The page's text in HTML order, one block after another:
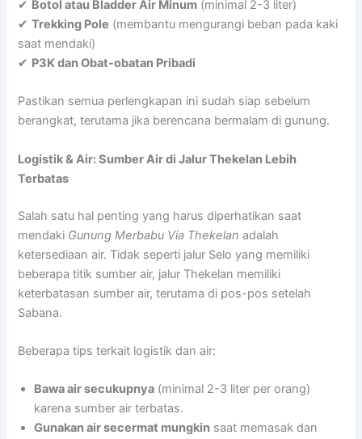
✔ Botol atau Bladder Air Minum (minimal 2-3 liter)
✔Trekking Pole (membantu mengurangi beban pada kaki
saat mendaki)
✔ P3K dan Obat-obatan Pribadi
Pastikan semua perlengkapan ini sudah siap sebelum
berangkat, terutama jika berencana bermalam di gunung.
Logistik & Air: Sumber Air di Jalur Thekelan Lebih
Terbatas
Salah satu hal penting yang harus diperhatikan saat
mendaki Gunung Merbabu Via Thekelan adalah
ketersediaan air. Tidak seperti jalur Selo yang memiliki
beberapa titik sumber air, jalur Thekelan memiliki
keterbatasan sumber air, terutama di pos-pos setelah
Sabana.
Beberapa tips terkait logistik dan air:
Bawa air secukupnya (minimal 2-3 liter per orang)
karena sumber air terbatas.
Gunakan air secermat mungkin saat memasak dan